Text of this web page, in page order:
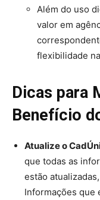
Além do uso
valor em
flexibilidade
Dicas para
Benefício
Atualize o
que todas as
estão
Informações que